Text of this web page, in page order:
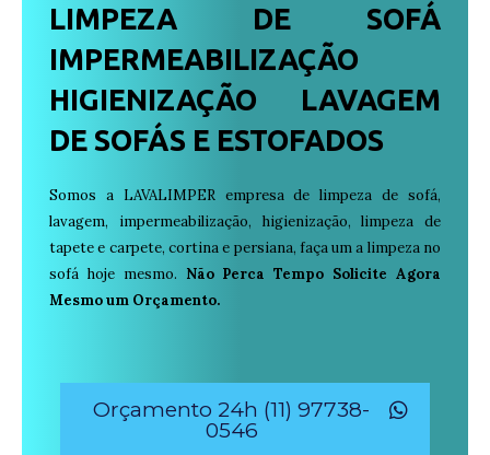
LIMPEZA DE SOFÁ
IMPERMEABILIZAÇÃO
HIGIENIZAÇÃO LAVAGEM
DE SOFÁS E ESTOFADOS
Somos a LAVALIMPER empresa de limpeza de sofá,
lavagem, impermeabilização, higienização, limpeza de
tapete e carpete, cortina e persiana, faça um a limpeza no
sofá hoje mesmo. Não Perca Tempo Solicite Agora
Mesmo um Orçamento.
Orçamento 24h (11) 97738-
0546